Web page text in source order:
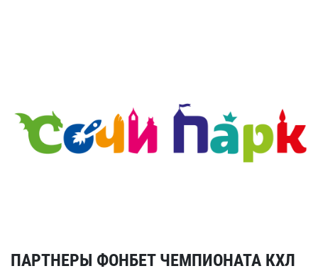
ПАРТНЕРЫ ФОНБЕТ ЧЕМПИОНАТА КХЛ